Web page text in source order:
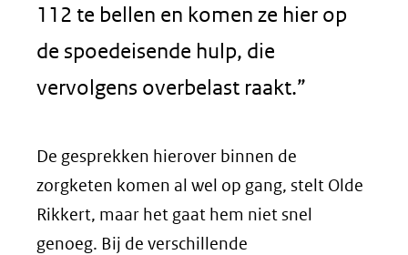
website)
112 te bellen en komen ze hier op
de spoedeisende hulp, die
vervolgens overbelast raakt.”
De gesprekken hierover binnen de
zorgketen komen al wel op gang, stelt Olde
Rikkert, maar het gaat hem niet snel
genoeg. Bij de verschillende